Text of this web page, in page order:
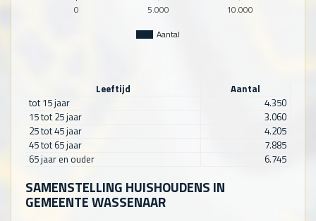
Aantal
0 5.000 10.000
Leeftijd
Aantal
tot 15 jaar
4.350
15 tot 25 jaar
3.060
25 tot 45 jaar
4.205
45 tot 65 jaar
7.885
65 jaar en ouder
6.745
SAMENSTELLING HUISHOUDENS IN
GEMEENTE WASSENAAR